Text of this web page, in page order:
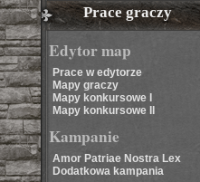
Prace graczy
Edytor map
Prace w edytorze
Mapy graczy
Mapy konkursowe I
Mapy konkursowe II
Kampanie
Amor Patriae Nostra Lex
Dodatkowa kampania